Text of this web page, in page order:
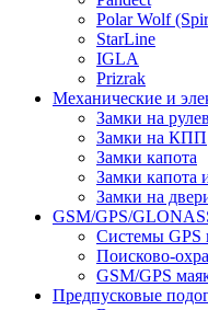
Polar Wolf
StarLine
IGLA
Prizrak
Механические и
Замки на
Замки на КПП
Замки капота
Замки
Замки на
GSM/GPS/
Системы
Поисково-
GSM/GPS
Предпусковые